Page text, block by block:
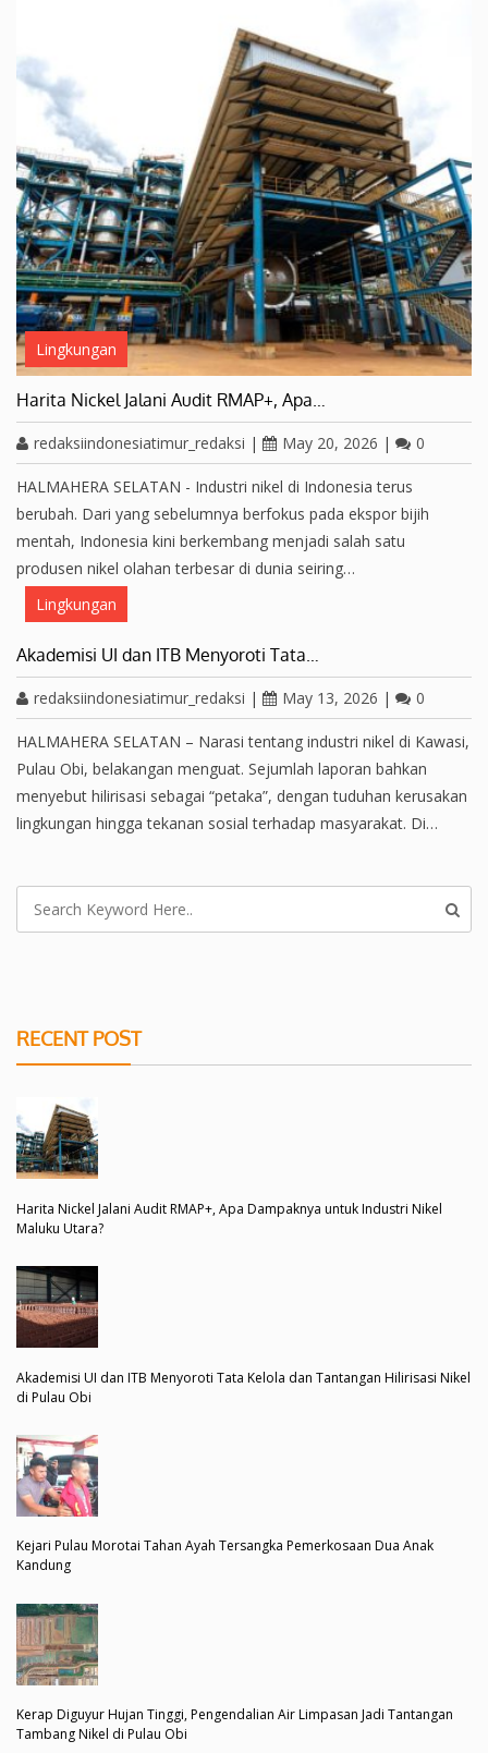
Lingkungan
Harita Nickel Jalani Audit RMAP+, Apa…
redaksiindonesiatimur_redaksi | May 20, 2026 | 0
HALMAHERA SELATAN - Industri nikel di Indonesia terus
berubah. Dari yang sebelumnya berfokus pada ekspor bijih
mentah, Indonesia kini berkembang menjadi salah satu
produsen nikel olahan terbesar di dunia seiring…
Lingkungan
Akademisi UI dan ITB Menyoroti Tata…
redaksiindonesiatimur_redaksi | May 13, 2026 | 0
HALMAHERA SELATAN – Narasi tentang industri nikel di Kawasi,
Pulau Obi, belakangan menguat. Sejumlah laporan bahkan
menyebut hilirisasi sebagai “petaka”, dengan tuduhan kerusakan
lingkungan hingga tekanan sosial terhadap masyarakat. Di…
RECENT POST
Harita Nickel Jalani Audit RMAP+, Apa Dampaknya untuk Industri Nikel
Maluku Utara?
Akademisi UI dan ITB Menyoroti Tata Kelola dan Tantangan Hilirisasi Nikel
di Pulau Obi
Kejari Pulau Morotai Tahan Ayah Tersangka Pemerkosaan Dua Anak
Kandung
Kerap Diguyur Hujan Tinggi, Pengendalian Air Limpasan Jadi Tantangan
Tambang Nikel di Pulau Obi